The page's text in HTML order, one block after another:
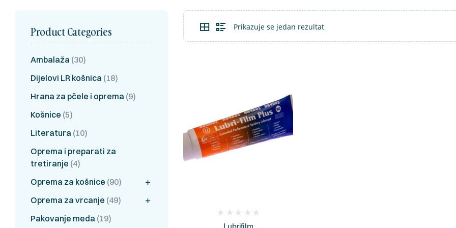
Prikazuje se jedan rezultat
Product Categories
Ambalaža (30)
Dijelovi LR košnica (18)
Hrana za pčele i oprema (9)
Košnice (5)
Literatura (10)
Oprema i preparati za
tretiranje (4)
Oprema za košnice (90)
Oprema za vrcanje (49)
Pakovanje meda (19)